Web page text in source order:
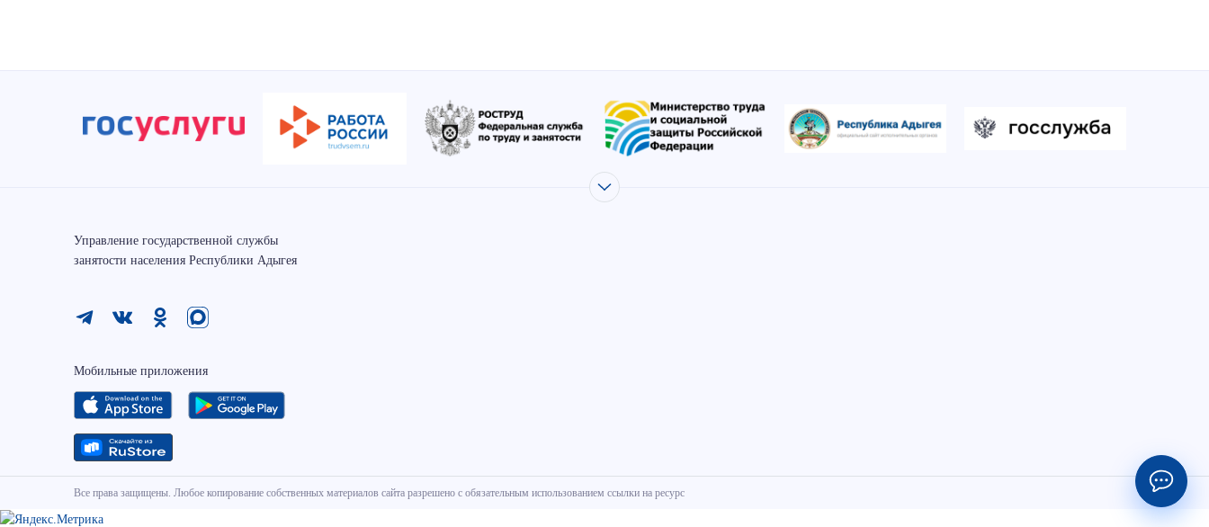
Управление государственной службы
занятости населения Республики Адыгея
Мобильные приложения
Все права защищены. Любое копирование собственных материалов сайта разрешено с обязательным использованием ссылки на ресурс